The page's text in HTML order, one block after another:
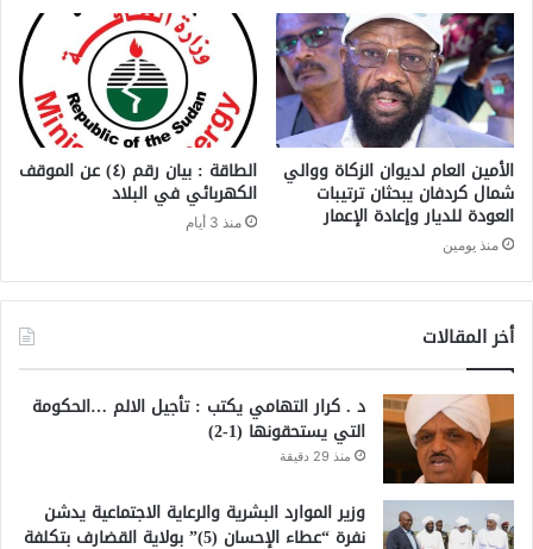
الأمين العام لديوان الزكاة ووالي
شمال كردفان يبحثان ترتيبات
العودة للديار وإعادة الإعمار
منذ يومين
الطاقة : بيان رقم (٤) ​عن الموقف
الكهربائي في البلاد
منذ 3 أيام
أخر المقالات
د . كرار التهامي يكتب : تأجيل الالم …الحكومة
التي يستحقونها (1-2)
منذ 29 دقيقة
وزير الموارد البشرية والرعاية الاجتماعية يدشن
نفرة “عطاء الإحسان (5)” بولاية القضارف بتكلفة